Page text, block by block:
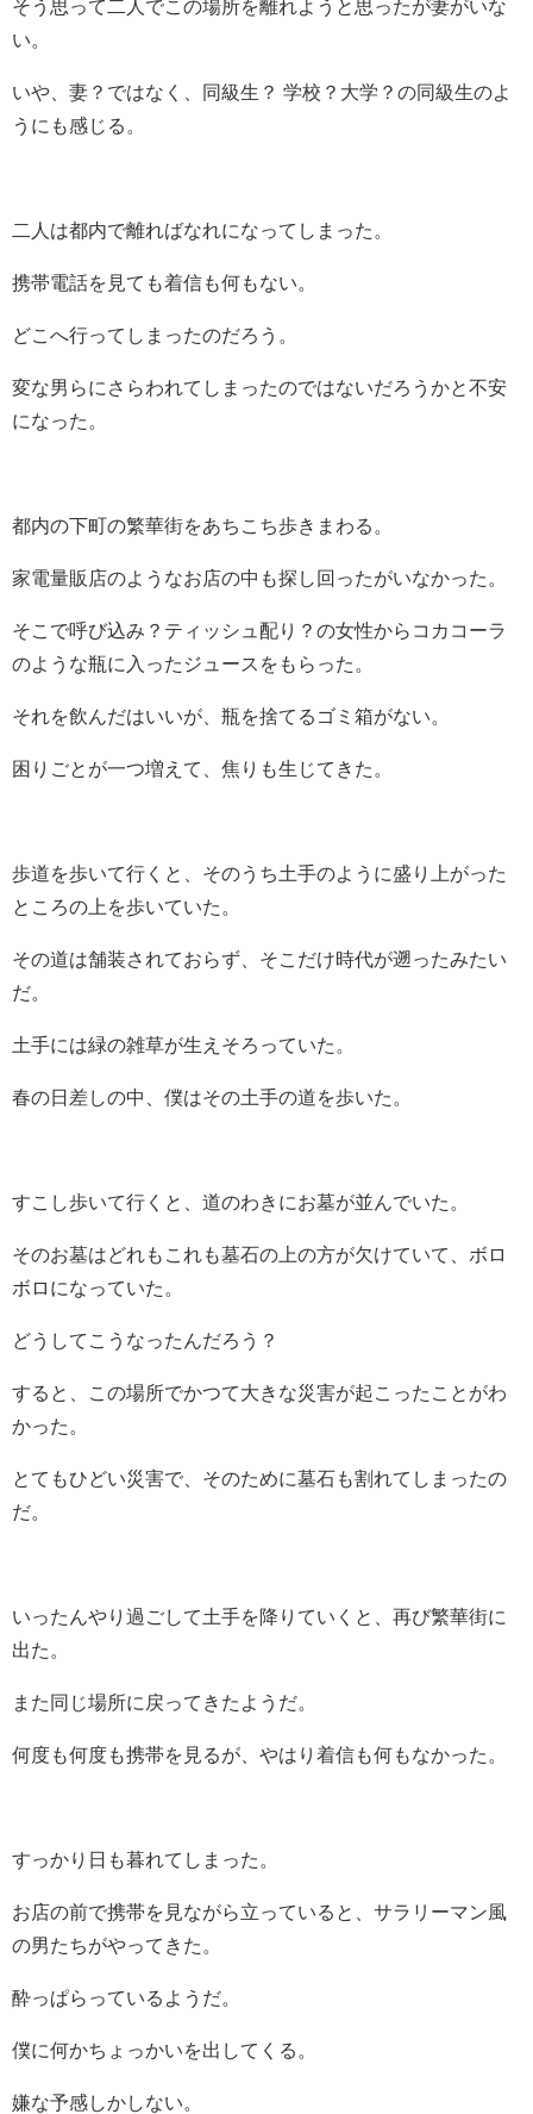
そう思って二人でこの場所を離れようと思ったが妻がいな
い。
いや、妻？ではなく、同級生？ 学校？大学？の同級生のよ
うにも感じる。
二人は都内で離ればなれになってしまった。
携帯電話を見ても着信も何もない。
どこへ行ってしまったのだろう。
変な男らにさらわれてしまったのではないだろうかと不安
になった。
都内の下町の繁華街をあちこち歩きまわる。
家電量販店のようなお店の中も探し回ったがいなかった。
そこで呼び込み？ティッシュ配り？の女性からコカコーラ
のような瓶に入ったジュースをもらった。
それを飲んだはいいが、瓶を捨てるゴミ箱がない。
困りごとが一つ増えて、焦りも生じてきた。
歩道を歩いて行くと、そのうち土手のように盛り上がった
ところの上を歩いていた。
その道は舗装されておらず、そこだけ時代が遡ったみたい
だ。
土手には緑の雑草が生えそろっていた。
春の日差しの中、僕はその土手の道を歩いた。
すこし歩いて行くと、道のわきにお墓が並んでいた。
そのお墓はどれもこれも墓石の上の方が欠けていて、ボロ
ボロになっていた。
どうしてこうなったんだろう？
すると、この場所でかつて大きな災害が起こったことがわ
かった。
とてもひどい災害で、そのために墓石も割れてしまったの
だ。
いったんやり過ごして土手を降りていくと、再び繁華街に
出た。
また同じ場所に戻ってきたようだ。
何度も何度も携帯を見るが、やはり着信も何もなかった。
すっかり日も暮れてしまった。
お店の前で携帯を見ながら立っていると、サラリーマン風
の男たちがやってきた。
酔っぱらっているようだ。
僕に何かちょっかいを出してくる。
嫌な予感しかしない。